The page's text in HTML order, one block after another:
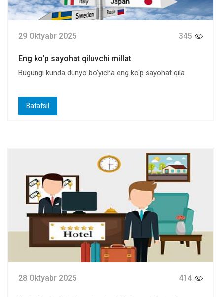
29 Oktyabr 2025 345
Eng ko‘p sayohat qiluvchi millat
Bugungi kunda dunyo bo‘yicha eng ko‘p sayohat qila...
Batafsil
28 Oktyabr 2025 414